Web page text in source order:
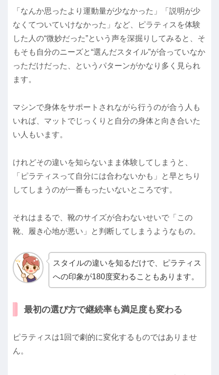
「なんか思ったより運動量が少なかった」「説明が少
なくてついていけなかった」など、ピラティスを体験
した人の“微妙だった”という声を深掘りしてみると、そ
もそも自分のニーズと“選んだスタイル”が合っていなか
っただけだった、というパターンがかなり多く見られ
ます。
マシンで身体をサポートされながら行うのが合う人も
いれば、マットでじっくりと自分の身体と向き合いた
い人もいます。
けれどその違いを知らないまま体験してしまうと、
「ピラティスって自分には合わないかも」と早とちり
してしまうのが一番もったいないところです。
それはまるで、靴のサイズが合わないせいで「この
靴、履き心地が悪い」と判断してしまうようなもの。
スタイルの違いを知るだけで、ピラティス
への印象が180度変わることもあります。
最初の選び方で継続率も満足度も変わる
ピラティスは1回で劇的に変化するものではありませ
ん。